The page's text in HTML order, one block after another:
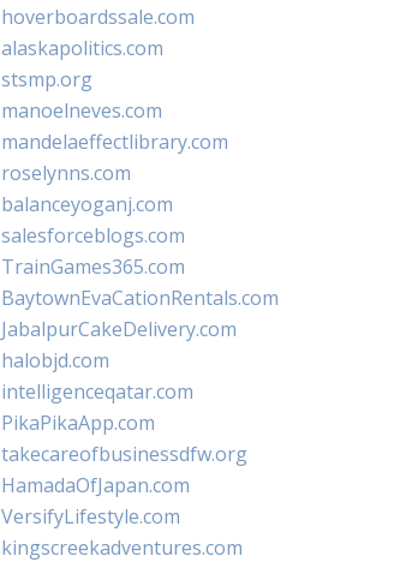
hoverboardssale.com
alaskapolitics.com
stsmp.org
manoelneves.com
mandelaeffectlibrary.com
roselynns.com
balanceyoganj.com
salesforceblogs.com
TrainGames365.com
BaytownEvaCationRentals.com
JabalpurCakeDelivery.com
halobjd.com
intelligenceqatar.com
PikaPikaApp.com
takecareofbusinessdfw.org
HamadaOfJapan.com
VersifyLifestyle.com
kingscreekadventures.com